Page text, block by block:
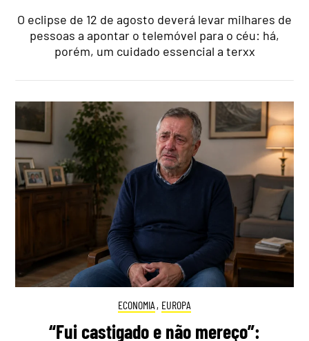
O eclipse de 12 de agosto deverá levar milhares de
pessoas a apontar o telemóvel para o céu: há,
porém, um cuidado essencial a terxx
ECONOMIA , EUROPA
“Fui castigado e não mereço”: